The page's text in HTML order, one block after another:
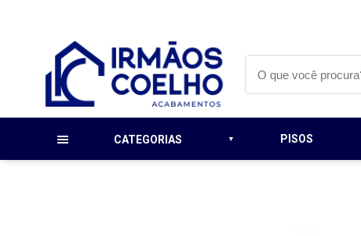
CATEGORIAS PISOS